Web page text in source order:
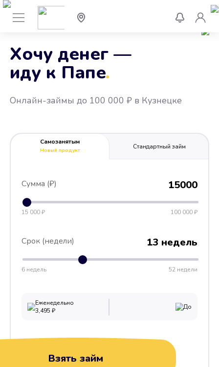
Хочу денег —
иду к Папе
.
Онлайн-займы до 100 000 ₽ в Кузнецке
Самозанятым
Новый продукт
Стандартный займ
Сумма (₽) 15000
15 000 ₽ 100 000 ₽
Срок (недели) 13 недель
6 недель 52 недели
Еженедельно
3,495 ₽ До
Взять займ